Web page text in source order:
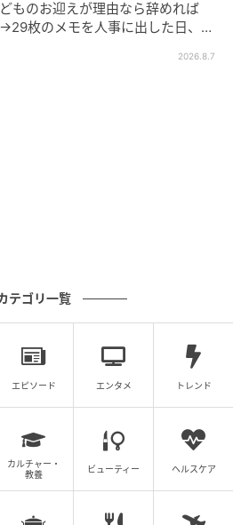
ものお迎えが理由なら辞めれば
→29枚のメモを人事に出した日、部
2026.8.7
テゴリ一覧
エピソード エンタメ トレンド
カルチャー・
教養
ビューティー ヘルスケア